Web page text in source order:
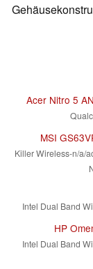
Acer Nitro 5
MSI
Killer Wireless-n/a/
Intel Dual Band
HP
Intel Dual Band